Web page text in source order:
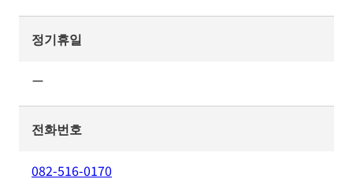
정기휴일
ー
전화번호
082-516-0170